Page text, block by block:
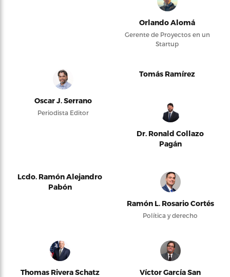
Orlando Alomá
Gerente de Proyectos en un
Startup
Oscar J. Serrano
Periodista Editor
Tomás Ramírez
Dr. Ronald Collazo
Pagán
Lcdo. Ramón Alejandro
Pabón
Ramón L. Rosario Cortés
Política y derecho
Thomas Rivera Schatz
Víctor García San